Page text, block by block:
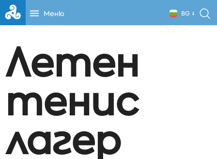
Меню BG
Летен
тенис
лагер